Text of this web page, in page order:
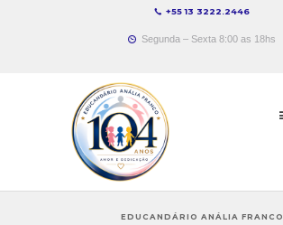
+55 13 3222.2446
Segunda – Sexta 8:00 as 18hs
EDUCANDÁRIO ANÁLIA FRANCO